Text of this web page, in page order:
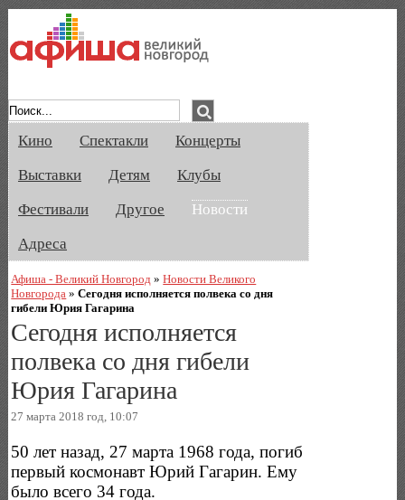
Кино Спектакли
Концерты
Выставки
Детям
Клубы
Фестивали
Другое
Новости
Адреса
Афиша - Великий Новгород »Новости Великого
Новгорода »Сегодня исполняется полвека со дня
гибели Юрия Гагарина
Сегодня исполняется
полвека со дня гибели
Юрия Гагарина
27 марта 2018 год, 10:07
50 лет назад, 27 марта 1968 года, погиб
первый космонавт Юрий Гагарин. Ему
было всего 34 года.